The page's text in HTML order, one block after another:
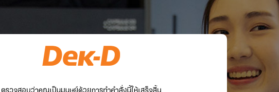
ตรวจสอบว่าคุณเป็นมนุษย์ด้วยการทำคำสั่งนี้ให้เสร็จสิ้น